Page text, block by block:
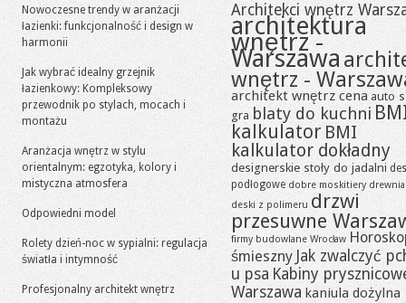
Nowoczesne trendy w aranżacji
łazienki: funkcjonalność i design w
harmonii
Jak wybrać idealny grzejnik
łazienkowy: Kompleksowy
przewodnik po stylach, mocach i
montażu
Aranżacja wnętrz w stylu
orientalnym: egzotyka, kolory i
mistyczna atmosfera
Odpowiedni model
Rolety dzień-noc w sypialni: regulacja
światła i intymność
Profesjonalny architekt wnętrz
Architekci wnętrz
architektura
wnętrz -
Warszawa
wnętrz -
architekt wnętrz cena auto
gra blaty do kuchni
kalkulator BMI
kalkulator dokładny
designerskie stoły do jadalni
podłogowe dobre moskitiery
deski z polimeru drzwi
przesuwne
firmy budowlane Wrocław
śmieszny Jak zwalczyć
u psa Kabiny
Warszawa kaniula dożylna